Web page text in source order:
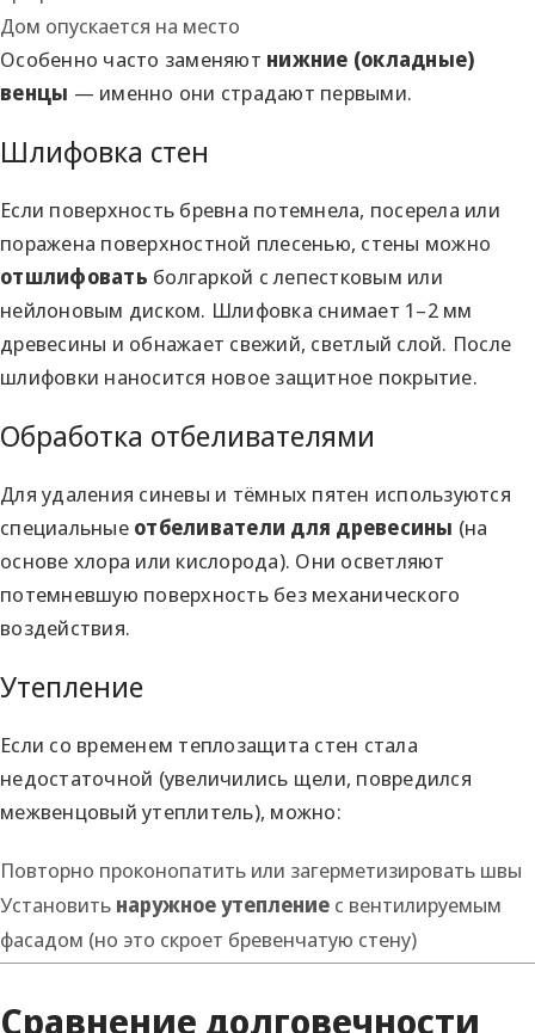
Дом опускается на место
Особенно часто заменяют нижние (окладные)
венцы — именно они страдают первыми.
Шлифовка стен
Если поверхность бревна потемнела, посерела или
поражена поверхностной плесенью, стены можно
отшлифовать болгаркой с лепестковым или
нейлоновым диском. Шлифовка снимает 1–2 мм
древесины и обнажает свежий, светлый слой. После
шлифовки наносится новое защитное покрытие.
Обработка отбеливателями
Для удаления синевы и тёмных пятен используются
специальные отбеливатели для древесины (на
основе хлора или кислорода). Они осветляют
потемневшую поверхность без механического
воздействия.
Утепление
Если со временем теплозащита стен стала
недостаточной (увеличились щели, повредился
межвенцовый утеплитель), можно:
Повторно проконопатить или загерметизировать швы
Установить наружное утепление с вентилируемым
фасадом (но это скроет бревенчатую стену)
Сравнение долговечности